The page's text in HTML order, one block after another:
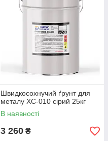
Швидкосохнучий ґрунт для
металу ХС-010 сірий 25кг
В наявності
3 260 ₴